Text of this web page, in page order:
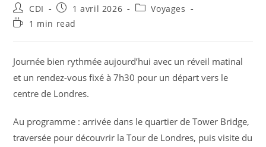
CDI 1 avril 2026
Voyages
1 min read
Journée bien rythmée aujourd’hui avec un réveil matinal
et un rendez-vous fixé à 7h30 pour un départ vers le
centre de Londres.
Au programme : arrivée dans le quartier de Tower Bridge,
traversée pour découvrir la Tour de Londres, puis visite du